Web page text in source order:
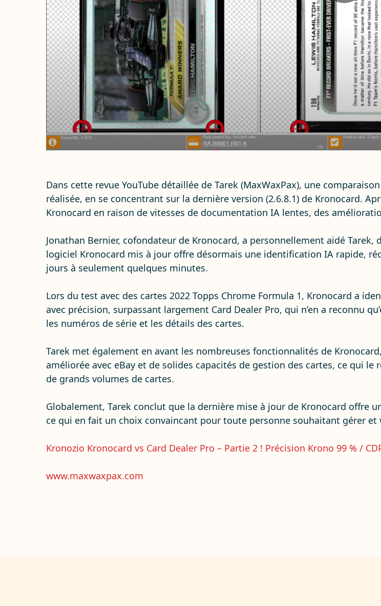
Dans cette revue YouTube détaillée de Tarek (MaxWaxPax), une
réalisée, en se concentrant sur la dernière version (2.6.8.1) de Kronocard.
Kronocard en raison de vitesses de documentation IA lentes, des
Jonathan Bernier, cofondateur de Kronocard, a personnellement aidé
logiciel Kronocard mis à jour offre désormais une identification IA rapide,
jours à seulement quelques minutes.
Lors du test avec des cartes 2022 Topps Chrome Formula 1, Kronocard a
avec précision, surpassant largement Card Dealer Pro, qui n’en a reconnu
les numéros de série et les détails des cartes.
Tarek met également en avant les nombreuses fonctionnalités de
améliorée avec eBay et de solides capacités de gestion des cartes, ce qui
de grands volumes de cartes.
Globalement, Tarek conclut que la dernière mise à jour de Kronocard offre
ce qui en fait un choix convaincant pour toute personne souhaitant gérer
Kronozio Kronocard vs Card Dealer Pro – Partie 2 ! Précision Krono 99 % /
www.maxwaxpax.com